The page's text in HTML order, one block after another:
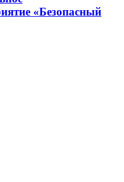
«Безопасный